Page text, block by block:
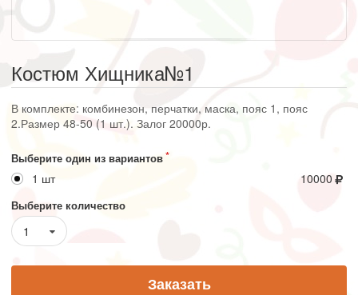
Костюм Хищника№1
В комплекте: комбинезон, перчатки, маска, пояс 1, пояс
2.Размер 48-50 (1 шт.). Залог 20000р.
Выберите один из вариантов
1 шт 10000
Выберите количество
1
Заказать